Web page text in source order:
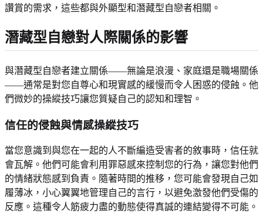
讚賞的需求，這些都與外顯型和潛藏型自戀者相關。
潛藏型自戀對人際關係的影響
與潛藏型自戀者建立關係——無論是浪漫、家庭還是職場關係
——通常是對您自尊心和現實感的緩慢而令人困惑的侵蝕。他
們微妙的操縱技巧讓您質疑自己的認知和理智。
信任的侵蝕與情感操縱技巧
當您意識到與您在一起的人不斷編造受害者的敘事時，信任就
會瓦解。他們可能會利用罪惡感來控制您的行為，讓您對他們
的情緒狀態感到負責。隨著時間的推移，您可能會發現自己如
履薄冰，小心翼翼地管理自己的言行，以避免激發他們受傷的
反應。這種令人筋疲力盡的動態使得真誠的連結變得不可能。